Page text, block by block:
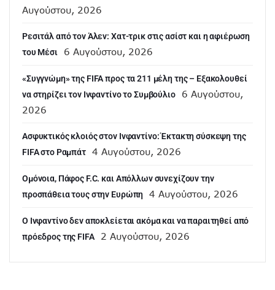
Αυγούστου, 2026
Ρεσιτάλ από τον Άλεν: Χατ-τρικ στις ασίστ και η αφιέρωση
του Μέσι
6 Αυγούστου, 2026
«Συγγνώμη» της FIFA προς τα 211 μέλη της – Εξακολουθεί
να στηρίζει τον Ινφαντίνο το Συμβούλιο
6 Αυγούστου,
2026
Ασφυκτικός κλοιός στον Ινφαντίνο: Έκτακτη σύσκεψη της
FIFA στο Ραμπάτ
4 Αυγούστου, 2026
Ομόνοια, Πάφος F.C. και Απόλλων συνεχίζουν την
προσπάθεια τους στην Ευρώπη
4 Αυγούστου, 2026
Ο Ινφαντίνο δεν αποκλείεται ακόμα και να παραιτηθεί από
πρόεδρος της FIFA
2 Αυγούστου, 2026